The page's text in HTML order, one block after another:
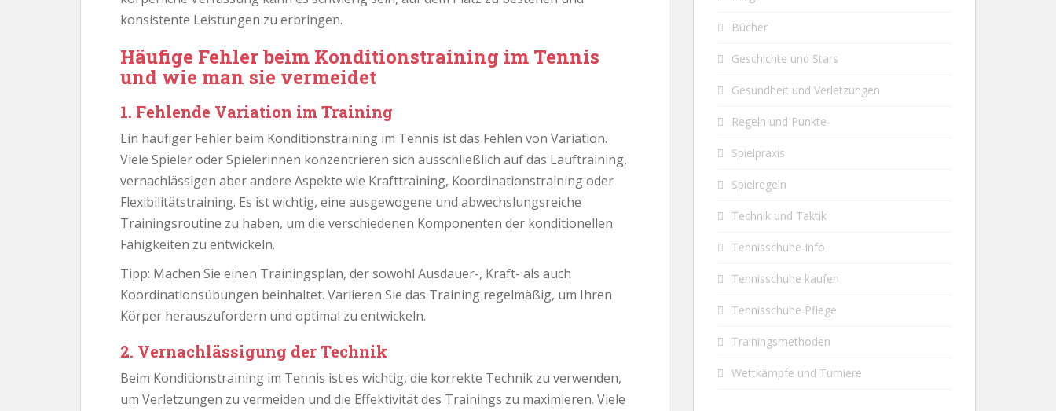
konsistente Leistungen zu erbringen.
Häufige Fehler beim Konditionstraining im Tennis
und wie man sie vermeidet
1. Fehlende Variation im Training
Ein häufiger Fehler beim Konditionstraining im Tennis ist das Fehlen von Variation.
Viele Spieler oder Spielerinnen konzentrieren sich ausschließlich auf das Lauftraining,
vernachlässigen aber andere Aspekte wie Krafttraining, Koordinationstraining oder
Flexibilitätstraining. Es ist wichtig, eine ausgewogene und abwechslungsreiche
Trainingsroutine zu haben, um die verschiedenen Komponenten der konditionellen
Fähigkeiten zu entwickeln.
Tipp: Machen Sie einen Trainingsplan, der sowohl Ausdauer-, Kraft- als auch
Koordinationsübungen beinhaltet. Variieren Sie das Training regelmäßig, um Ihren
Körper herauszufordern und optimal zu entwickeln.
2. Vernachlässigung der Technik
Beim Konditionstraining im Tennis ist es wichtig, die korrekte Technik zu verwenden,
um Verletzungen zu vermeiden und die Effektivität des Trainings zu maximieren. Viele
Bücher
Geschichte und Stars
Gesundheit und Verletzungen
Regeln und Punkte
Spielpraxis
Spielregeln
Technik und Taktik
Tennisschuhe Info
Tennisschuhe kaufen
Tennisschuhe Pflege
Trainingsmethoden
Wettkämpfe und Turniere